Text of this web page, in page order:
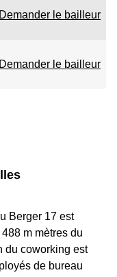
Demander le bailleur
Demander le bailleur
Berger 17 est
m mètres du
du coworking est
de bureau